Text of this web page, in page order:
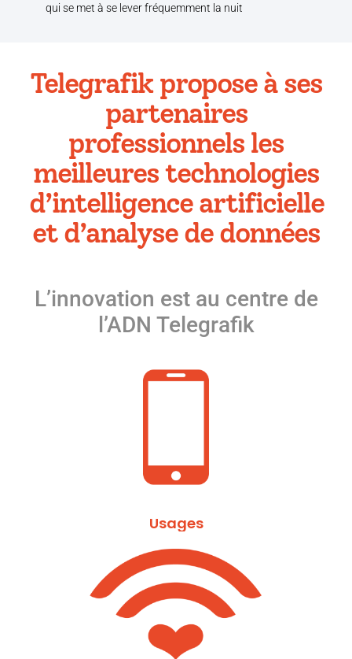
qui se met à se lever fréquemment la nuit
Telegrafik propose à ses
partenaires
professionnels les
meilleures technologies
d’intelligence artificielle
et d’analyse de données
L’innovation est au centre de
l’ADN Telegrafik
Usages